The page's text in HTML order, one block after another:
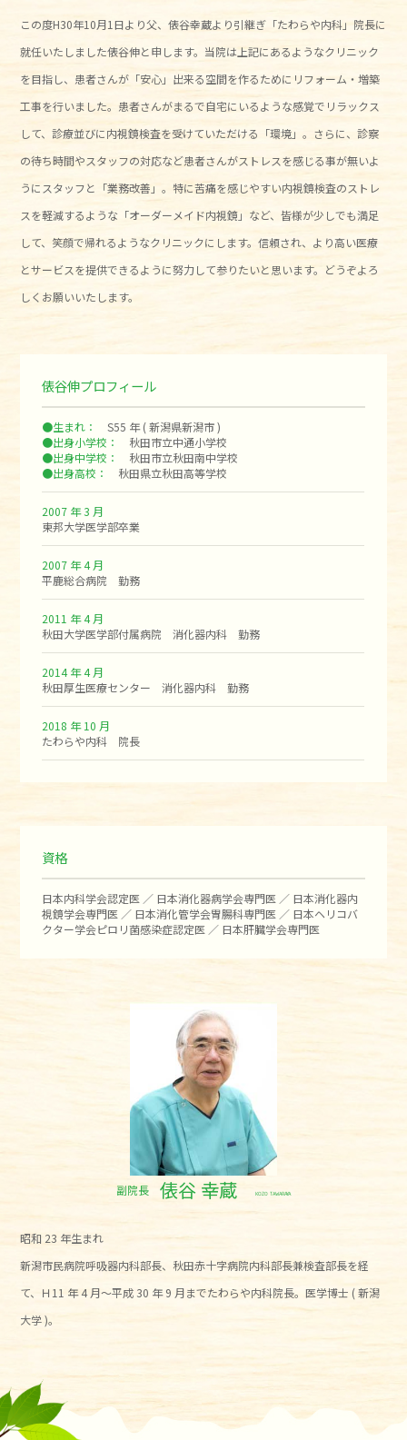
この度H30年10月1日より父、俵谷幸蔵より引継ぎ「たわらや内科」院長に
就任いたしました俵谷伸と申します。当院は上記にあるようなクリニック
を目指し、患者さんが「安心」出来る空間を作るためにリフォーム・増築
工事を行いました。患者さんがまるで自宅にいるような感覚でリラックス
して、診療並びに内視鏡検査を受けていただける「環境」。さらに、診察
の待ち時間やスタッフの対応など患者さんがストレスを感じる事が無いよ
うにスタッフと「業務改善」。特に苦痛を感じやすい内視鏡検査のストレ
スを軽減するような「オーダーメイド内視鏡」など、皆様が少しでも満足
して、笑顔で帰れるようなクリニックにします。信頼され、より高い医療
とサービスを提供できるように努力して参りたいと思います。どうぞよろ
しくお願いいたします。
俵谷伸プロフィール
●生まれ：S55 年 ( 新潟県新潟市 )
●出身小学校： 秋田市立中通小学校
●出身中学校： 秋田市立秋田南中学校
●出身高校： 秋田県立秋田高等学校
2007 年 3 月
東邦大学医学部卒業
2007 年 4 月
平鹿総合病院 勤務
2011 年 4 月
秋田大学医学部付属病院 消化器内科 勤務
2014 年 4 月
秋田厚生医療センター 消化器内科 勤務
2018 年 10 月
たわらや内科 院長
資格
日本内科学会認定医 ／ 日本消化器病学会専門医 ／ 日本消化器内
視鏡学会専門医 ／ 日本消化管学会胃腸科専門医 ／ 日本ヘリコバ
クター学会ピロリ菌感染症認定医 ／ 日本肝臓学会専門医
副院長 俵谷 幸蔵 KOZO TAWARAYA
昭和 23 年生まれ
新潟市民病院呼吸器内科部長、秋田赤十字病院内科部長兼検査部長を経
て、Ｈ11 年 4 月～平成 30 年 9 月までたわらや内科院長。医学博士 ( 新潟
大学 )。